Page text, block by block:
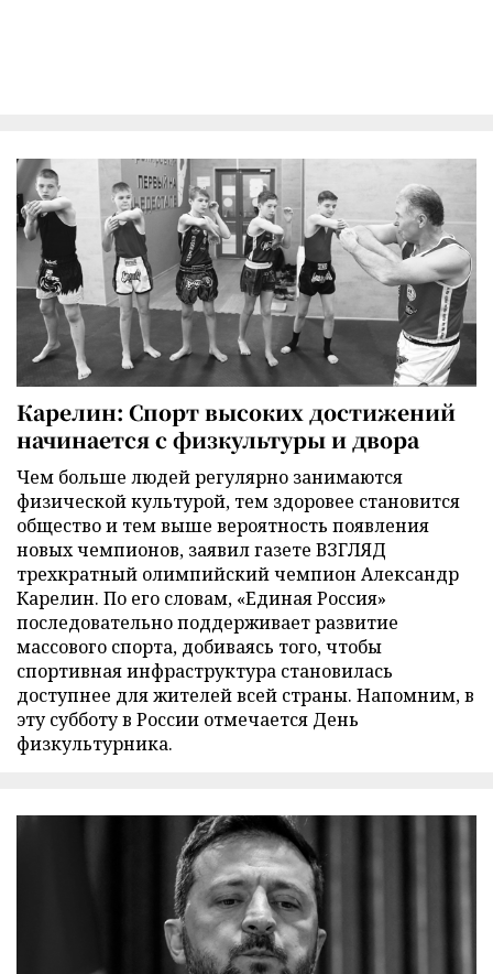
Карелин: Спорт высоких достижений
начинается с физкультуры и двора
Чем больше людей регулярно занимаются
физической культурой, тем здоровее становится
общество и тем выше вероятность появления
новых чемпионов, заявил газете ВЗГЛЯД
трехкратный олимпийский чемпион Александр
Карелин. По его словам, «Единая Россия»
последовательно поддерживает развитие
массового спорта, добиваясь того, чтобы
спортивная инфраструктура становилась
доступнее для жителей всей страны. Напомним, в
эту субботу в России отмечается День
физкультурника.